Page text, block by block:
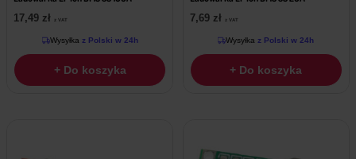
17,49 zł z VAT
Wysyłka z Polski w 24h
+ Do koszyka
7,69 zł z VAT
Wysyłka z Polski w 24h
+ Do koszyka